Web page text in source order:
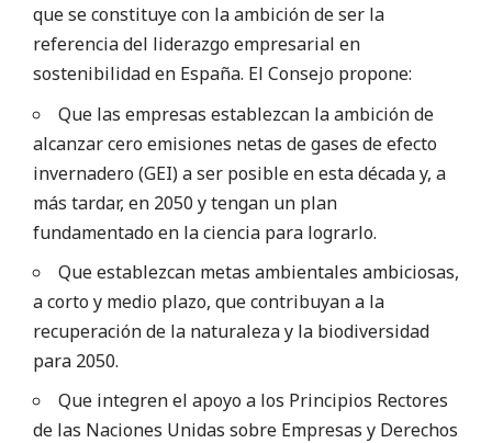
que se constituye con la ambición de ser la
referencia del liderazgo empresarial en
sostenibilidad en España. El Consejo propone:
Que las empresas establezcan la ambición de
alcanzar cero emisiones netas de gases de efecto
invernadero (GEI) a ser posible en esta década y, a
más tardar, en 2050 y tengan un plan
fundamentado en la ciencia para lograrlo.
Que establezcan metas ambientales ambiciosas,
a corto y medio plazo, que contribuyan a la
recuperación de la naturaleza y la biodiversidad
para 2050.
Que integren el apoyo a los Principios Rectores
de las Naciones Unidas sobre Empresas y Derechos